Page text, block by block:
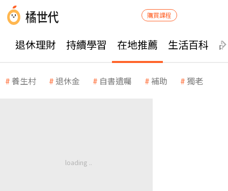
購買課程
退休理財 持續學習 在地推薦 生活百科
養生村 退休金 自書遺囑 補助 獨老